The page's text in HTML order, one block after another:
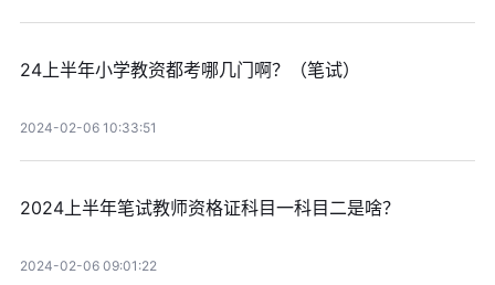
24上半年小学教资都考哪几门啊？（笔试）
2024-02-06 10:33:51
2024上半年笔试教师资格证科目一科目二是啥？
2024-02-06 09:01:22